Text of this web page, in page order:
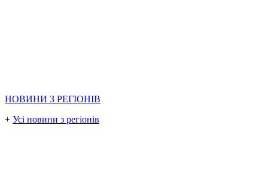
НОВИНИ З РЕГІОНІВ
+ Усі новини з регіонів